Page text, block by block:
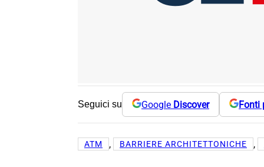
Seguici su Google Discover Fonti
ATM , BARRIERE ARCHITETTONICHE ,